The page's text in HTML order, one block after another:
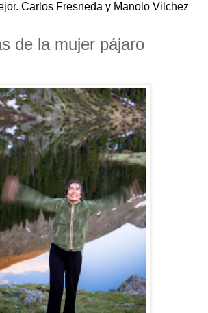
Carlos Fresneda y Manolo Vilchez
de la mujer pájaro